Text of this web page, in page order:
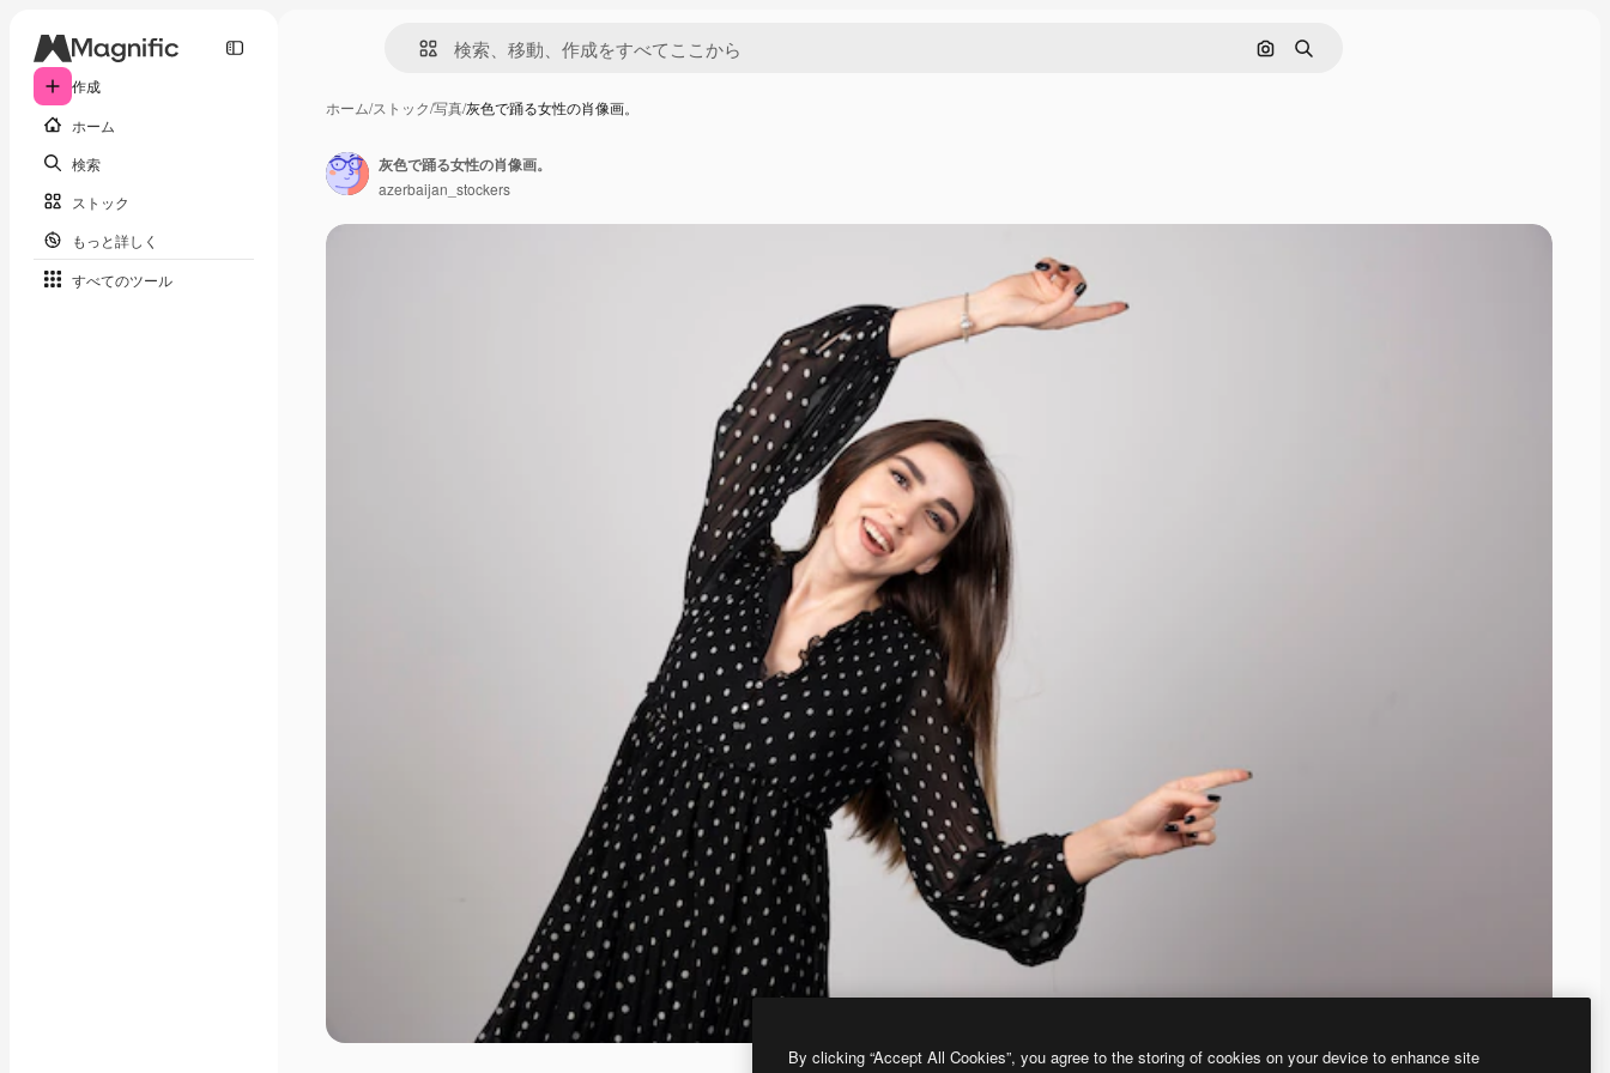
作成
ホーム
検索
ストック
もっと詳しく
すべてのツール
画像で検索
検索
ホーム/ストック/写真/灰色で踊る女性の肖像画。
灰色で踊る女性の肖像画。
azerbaijan_stockers
By clicking “Accept All Cookies”, you agree to the storing of cookies on your device to enhance site